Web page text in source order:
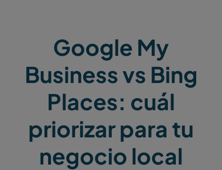
¡Consulta gratis!
Google My
Business vs Bing
Places: cuál
priorizar para tu
negocio local